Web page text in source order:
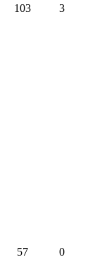
103 3
57 0